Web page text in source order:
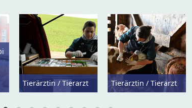
Tierärztin / Tierarzt Tierärztin / Tierarzt